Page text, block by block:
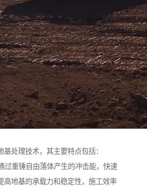
基处理技术，其主要特点包括：
过重锤自由落体产生的冲击能，快速
高地基的承载力和稳定性，施工效率